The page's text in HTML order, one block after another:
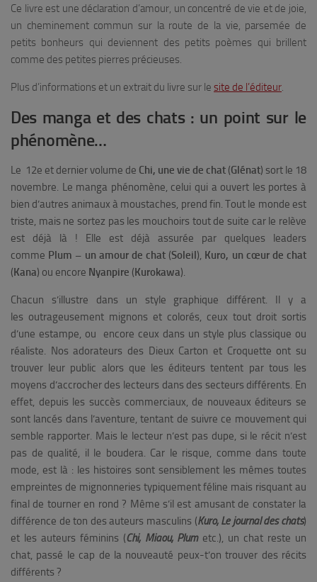
Ce livre est une déclaration d’amour, un concentré de vie et de joie,
un cheminement commun sur la route de la vie, parsemée de
petits bonheurs qui deviennent des petits poèmes qui brillent
comme des petites pierres précieuses.
Plus d’informations et un extrait du livre sur le site de l’éditeur.
Des manga et des chats : un point sur le
phénomène…
Le 12e et dernier volume de Chi, une vie de chat (Glénat) sort le 18
novembre. Le manga phénomène, celui qui a ouvert les portes à
bien d’autres animaux à moustaches, prend fin. Tout le monde est
triste, mais ne sortez pas les mouchoirs tout de suite car le relève
est déjà là ! Elle est déjà assurée par quelques leaders
comme Plum – un amour de chat (Soleil), Kuro, un cœur de chat
(Kana) ou encore Nyanpire (Kurokawa).
Chacun s’illustre dans un style graphique différent. Il y a
les outrageusement mignons et colorés, ceux tout droit sortis
d’une estampe, ou encore ceux dans un style plus classique ou
réaliste. Nos adorateurs des Dieux Carton et Croquette ont su
trouver leur public alors que les éditeurs tentent par tous les
moyens d’accrocher des lecteurs dans des secteurs différents. En
effet, depuis les succès commerciaux, de nouveaux éditeurs se
sont lancés dans l’aventure, tentant de suivre ce mouvement qui
semble rapporter. Mais le lecteur n’est pas dupe, si le récit n’est
pas de qualité, il le boudera. Car le risque, comme dans toute
mode, est là : les histoires sont sensiblement les mêmes toutes
empreintes de mignonneries typiquement féline mais risquant au
final de tourner en rond ? Même s’il est amusant de constater la
différence de ton des auteurs masculins (Kuro, Le journal des chats)
et les auteurs féminins (Chi, Miaou, Plumetc.), un chat reste un
chat, passé le cap de la nouveauté peux-t’on trouver des récits
différents ?